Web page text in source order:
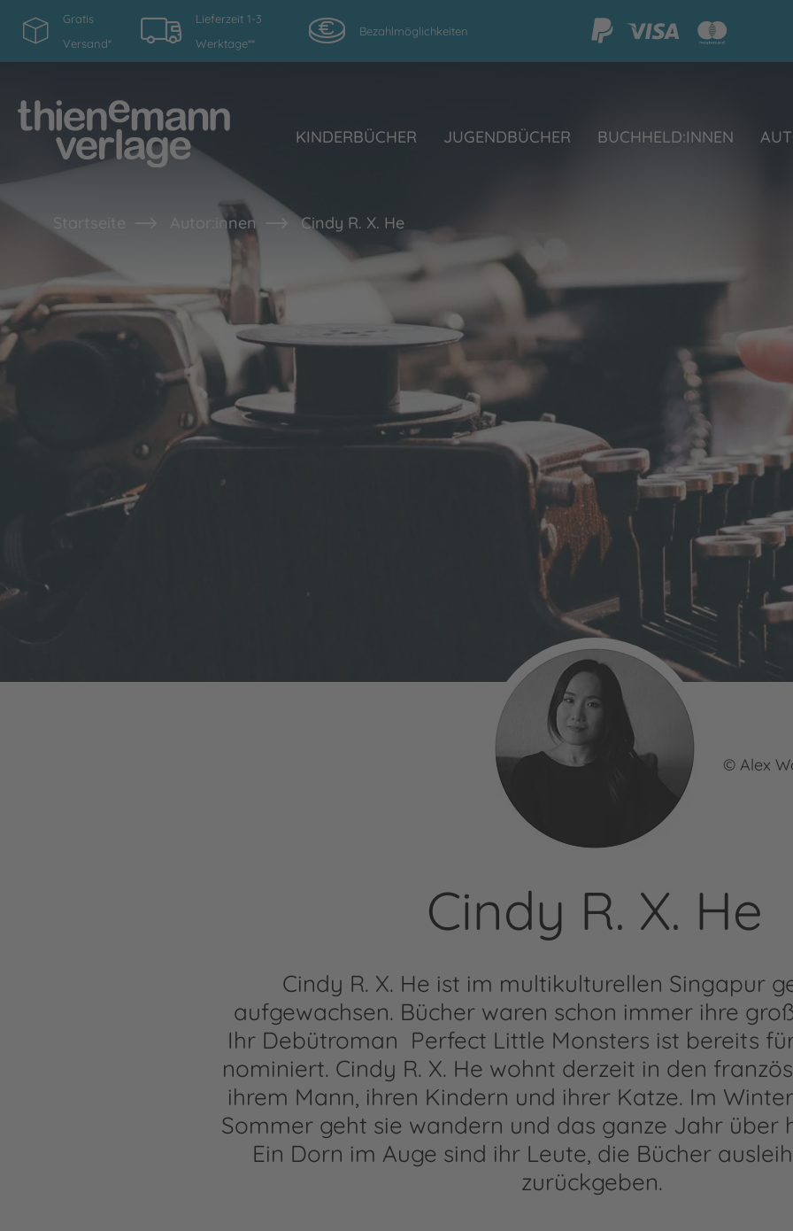
Gratis
Versand*
Lieferzeit 1-3
Werktage**
Bezahlmöglichkeiten
KINDERBÜCHER JUGENDBÜCHER BUCHHELD:INNEN
Startseite Autor:innen Cindy R. X. He
© Alex
Cindy R. X. He
Cindy R. X. He ist im multikulturellen Singapur
aufgewachsen. Bücher waren schon immer ihre
Ihr Debütroman Perfect Little Monsters ist bereits
nominiert. Cindy R. X. He wohnt derzeit in den
ihrem Mann, ihren Kindern und ihrer Katze. Im
Sommer geht sie wandern und das ganze Jahr über
Ein Dorn im Auge sind ihr Leute, die Bücher
zurückgeben.